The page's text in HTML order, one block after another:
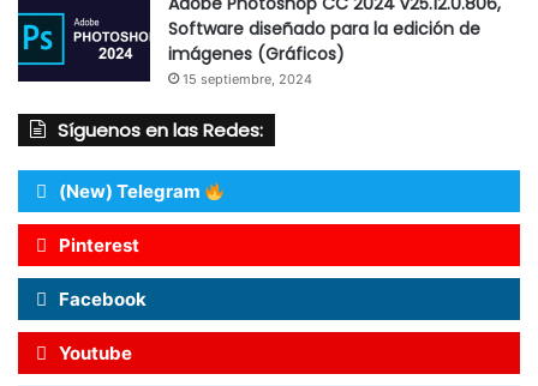
Software diseñado para la edición de
imágenes (Gráficos)
15 septiembre, 2024
Síguenos en las Redes:
(New) Telegram
Pinterest
Facebook
Youtube